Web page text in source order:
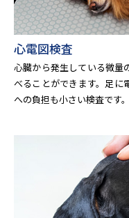
心電図検査
心臓から発生している微量
べることができます。足に
への負担も小さい検査です。